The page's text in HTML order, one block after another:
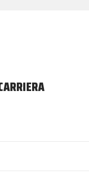
nell'ultima stagione
Kaiserslautern nel
è stata nella